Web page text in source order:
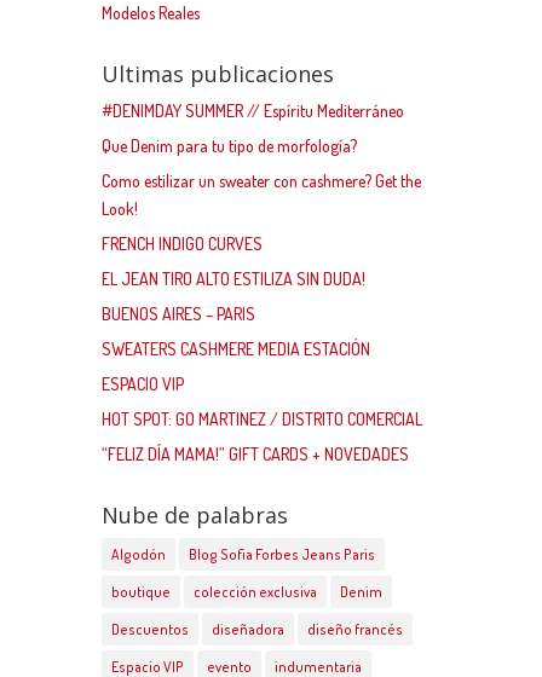
Modelos Reales
Ultimas publicaciones
#DENIMDAY SUMMER // Espíritu Mediterráneo
Que Denim para tu tipo de morfología?
Como estilizar un sweater con cashmere? Get the
Look!
FRENCH INDIGO CURVES
EL JEAN TIRO ALTO ESTILIZA SIN DUDA!
BUENOS AIRES – PARIS
SWEATERS CASHMERE MEDIA ESTACIÓN
ESPACIO VIP
HOT SPOT: GO MARTINEZ / DISTRITO COMERCIAL
“FELIZ DÍA MAMA!” GIFT CARDS + NOVEDADES
Nube de palabras
Algodón Blog Sofia Forbes Jeans Paris
boutique colección exclusiva Denim
Descuentos diseñadora diseño francés
Espacio VIP evento indumentaria